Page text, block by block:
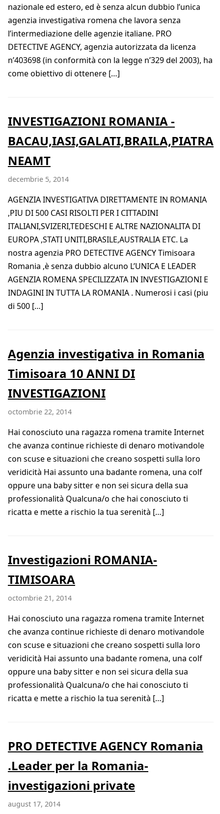
nazionale ed estero, ed è senza alcun dubbio l’unica
agenzia investigativa romena che lavora senza
l’intermediazione delle agenzie italiane. PRO
DETECTIVE AGENCY, agenzia autorizzata da licenza
n’403698 (in conformità con la legge n’329 del 2003), ha
come obiettivo di ottenere […]
INVESTIGAZIONI ROMANIA -
BACAU,IASI,GALATI,BRAILA,PIATRA
NEAMT
decembrie 5, 2014
AGENZIA INVESTIGATIVA DIRETTAMENTE IN ROMANIA
,PIU DI 500 CASI RISOLTI PER I CITTADINI
ITALIANI,SVIZERI,TEDESCHI E ALTRE NAZIONALITA DI
EUROPA ,STATI UNITI,BRASILE,AUSTRALIA ETC. La
nostra agenzia PRO DETECTIVE AGENCY Timisoara
Romania ,è senza dubbio alcuno L’UNICA E LEADER
AGENZIA ROMENA SPECILIZZATA IN INVESTIGAZIONI E
INDAGINI IN TUTTA LA ROMANIA . Numerosi i casi (piu
di 500 […]
Agenzia investigativa in Romania
Timisoara 10 ANNI DI
INVESTIGAZIONI
octombrie 22, 2014
Hai conosciuto una ragazza romena tramite Internet
che avanza continue richieste di denaro motivandole
con scuse e situazioni che creano sospetti sulla loro
veridicità Hai assunto una badante romena, una colf
oppure una baby sitter e non sei sicura della sua
professionalità Qualcuna/o che hai conosciuto ti
ricatta e mette a rischio la tua serenità […]
Investigazioni ROMANIA-
TIMISOARA
octombrie 21, 2014
Hai conosciuto una ragazza romena tramite Internet
che avanza continue richieste di denaro motivandole
con scuse e situazioni che creano sospetti sulla loro
veridicità Hai assunto una badante romena, una colf
oppure una baby sitter e non sei sicura della sua
professionalità Qualcuna/o che hai conosciuto ti
ricatta e mette a rischio la tua serenità […]
PRO DETECTIVE AGENCY Romania
.Leader per la Romania-
investigazioni private
august 17, 2014